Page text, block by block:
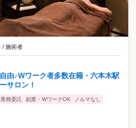
/ 施術者
由♪Wワーク者多数在籍・六本木駅
サロン！
業務委託 副業・WワークOK
ノルマなし